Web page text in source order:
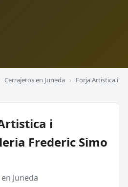
Cerrajeros en Juneda › Forja Artistica i
i
Frederic Simo
Juneda